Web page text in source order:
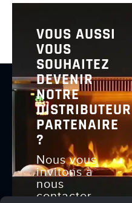
VOUS AUSSI
VOUS
SOUHAITEZ
DEVENIR
NOTRE
DISTRIBUTEUR
PARTENAIRE
?
Nous vous
invitons à
nous
contacter